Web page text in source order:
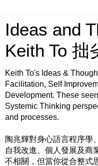
Ideas and
Keith To 拙
Keith To's Ideas &
Facilitation, Self
Development. These
Systemic Thinking
and processes.
陶兆輝對身心語言程序學
自我改進、個人發展及商
不相關，但當你從合整式